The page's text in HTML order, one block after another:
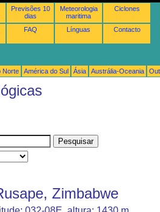
Previsões 10
dias
Meteorologia
maritima
Ciclones
FAQ Línguas Contacto
Norte América do Sul Ásia Austrália-Oceania
Zimbabwe